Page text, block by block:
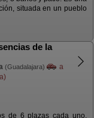
situada en un pueblo
de la
(Guadalajara)
a
de 6 plazas cada uno,